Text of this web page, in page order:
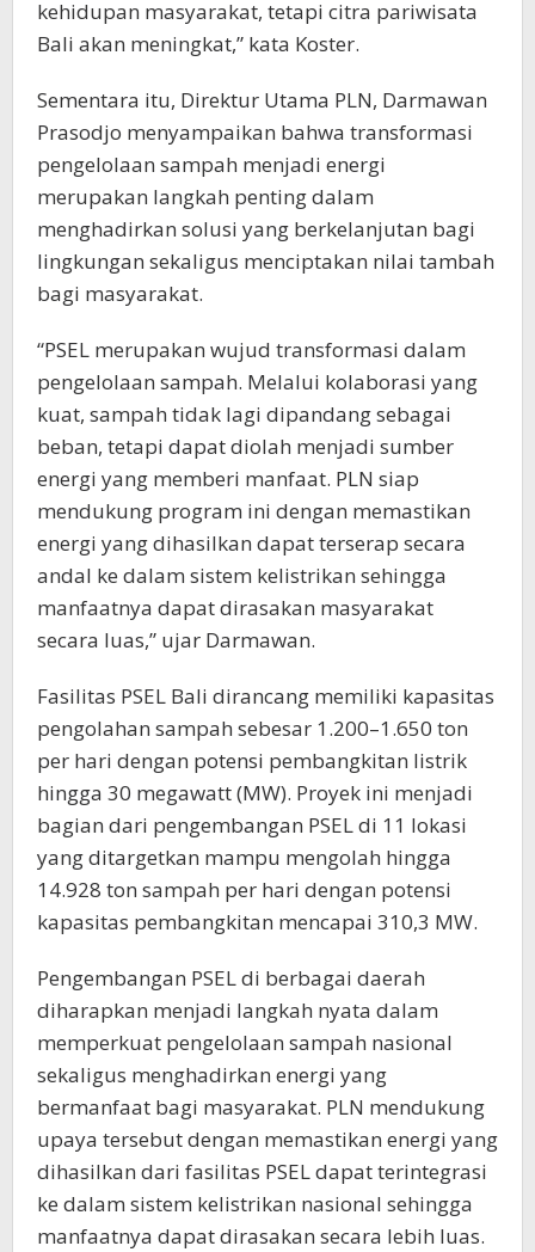
kehidupan masyarakat, tetapi citra pariwisata
Bali akan meningkat,” kata Koster.
Sementara itu, Direktur Utama PLN, Darmawan
Prasodjo menyampaikan bahwa transformasi
pengelolaan sampah menjadi energi
merupakan langkah penting dalam
menghadirkan solusi yang berkelanjutan bagi
lingkungan sekaligus menciptakan nilai tambah
bagi masyarakat.
“PSEL merupakan wujud transformasi dalam
pengelolaan sampah. Melalui kolaborasi yang
kuat, sampah tidak lagi dipandang sebagai
beban, tetapi dapat diolah menjadi sumber
energi yang memberi manfaat. PLN siap
mendukung program ini dengan memastikan
energi yang dihasilkan dapat terserap secara
andal ke dalam sistem kelistrikan sehingga
manfaatnya dapat dirasakan masyarakat
secara luas,” ujar Darmawan.
Fasilitas PSEL Bali dirancang memiliki kapasitas
pengolahan sampah sebesar 1.200–1.650 ton
per hari dengan potensi pembangkitan listrik
hingga 30 megawatt (MW). Proyek ini menjadi
bagian dari pengembangan PSEL di 11 lokasi
yang ditargetkan mampu mengolah hingga
14.928 ton sampah per hari dengan potensi
kapasitas pembangkitan mencapai 310,3 MW.
Pengembangan PSEL di berbagai daerah
diharapkan menjadi langkah nyata dalam
memperkuat pengelolaan sampah nasional
sekaligus menghadirkan energi yang
bermanfaat bagi masyarakat. PLN mendukung
upaya tersebut dengan memastikan energi yang
dihasilkan dari fasilitas PSEL dapat terintegrasi
ke dalam sistem kelistrikan nasional sehingga
manfaatnya dapat dirasakan secara lebih luas.